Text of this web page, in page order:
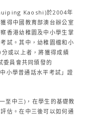
Kaoshi)於2004年
得中國教育部澳台辦公室
香港幼稚園及中小學生掌
試。其中，幼稚園檔和小
或以上者，將獲得成績
委員會共同頒發的
小學普通話水平考試」證
至中三)，在學生的基礎教
估。在中三後可以如何通